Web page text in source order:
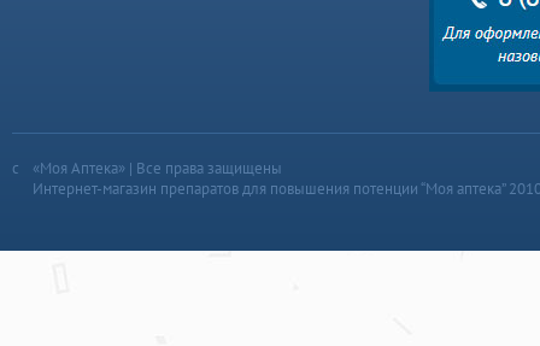
«Моя Аптека» | Все права защищены
Интернет-магазин препаратов для повышения потенции “Моя аптека”